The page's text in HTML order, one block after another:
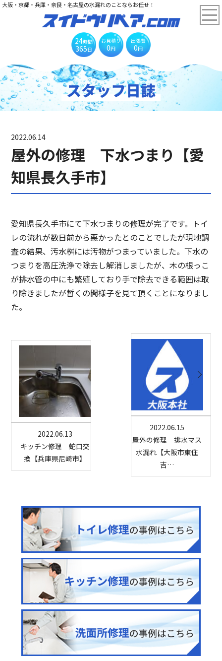
大阪・京都・兵庫・奈良・名古屋の水漏れのことならお任せ！
24時間
365日
お見積り
0円
出張費
0円
スタッフ日誌
2022.06.14
屋外の修理 下水つまり【愛
知県長久手市】
愛知県長久手市にて下水つまりの修理が完了です。トイ
レの流れが数日前から悪かったとのことでしたが現地調
査の結果、汚水桝には汚物がつまっていました。下水の
つまりを高圧洗浄で除去し解消しましたが、木の根っこ
が排水管の中にも繁殖しており手で除去できる範囲は取
り除きましたが暫くの間様子を見て頂くことになりまし
た。
2022.06.13
キッチン修理 蛇口交
換【兵庫県尼崎市】
2022.06.15
屋外の修理 排水マス
水漏れ【大阪市東住
吉…